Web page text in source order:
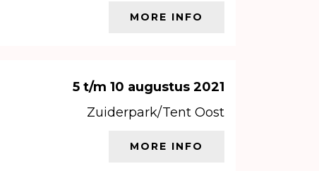
MORE INFO
5 t/m 10 augustus 2021
Zuiderpark/Tent Oost
MORE INFO